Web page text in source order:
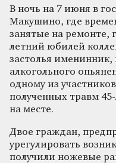
В ночь на 7 июня в
Макушино, где
занятые на ремонте,
летний юбилей
застолья
алкогольного
одному из
полученных травм
на месте.
Двое граждан,
урегулировать
получили ножевые